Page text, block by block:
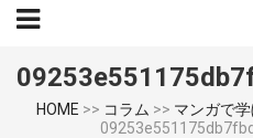
HOME >> コラム >> マンガで